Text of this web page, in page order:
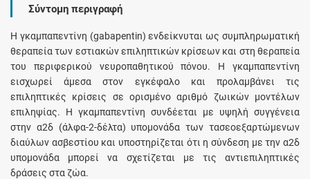
Σύντομη περιγραφή
Η γκαμπαπεντίνη (gabapentin) ενδείκνυται ως συμπληρωματική
θεραπεία των εστιακών επιληπτικών κρίσεων και στη θεραπεία
του περιφερικού νευροπαθητικού πόνου. Η γκαμπαπεντίνη
εισχωρεί άμεσα στον εγκέφαλο και προλαμβάνει τις
επιληπτικές κρίσεις σε ορισμένο αριθμό ζωικών μοντέλων
επιληψίας. Η γκαμπαπεντίνη συνδέεται με υψηλή συγγένεια
στην α2δ (άλφα-2-δέλτα) υπομονάδα των τασεοεξαρτώμενων
διαύλων ασβεστίου και υποστηρίζεται ότι η σύνδεση με την α2δ
υπομονάδα μπορεί να σχετίζεται με τις αντιεπιληπτικές
δράσεις στα ζώα.